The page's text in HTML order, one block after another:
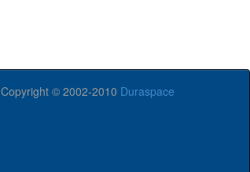
Copyright © 2002-2010 Duraspace